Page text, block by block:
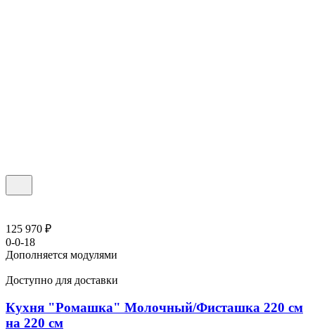
125 970 ₽
0-0-18
Дополняется модулями
Доступно для доставки
Кухня "Ромашка" Молочный/Фисташка 220 см
на 220 см